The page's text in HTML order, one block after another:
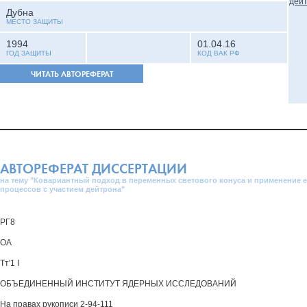
Дубна
МЕСТО ЗАЩИТЫ
1994
ГОД ЗАЩИТЫ
01.04.16
КОД ВАК РФ
ЧИТАТЬ АВТОРЕФЕРАТ
АВТОРЕФЕРАТ ДИССЕРТАЦИИ
на тему "Ковариантный подход в переменных светового конуса и применение
процессов с участием дейтрона"
РГ8
ОА
Тт'1 I
ОБЪЕДИНЕННЫЙ ИНСТИТУТ ЯДЕРНЫХ ИССЛЕДОВАНИЙ
На правах рукописи 2-94-111